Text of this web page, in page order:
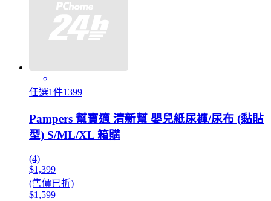
任選1件1399
Pampers 幫寶適 清新幫 嬰兒紙尿褲/尿布 (黏貼
型) S/ML/XL 箱購
(4)
$1,399
(售價已折)
$1,599